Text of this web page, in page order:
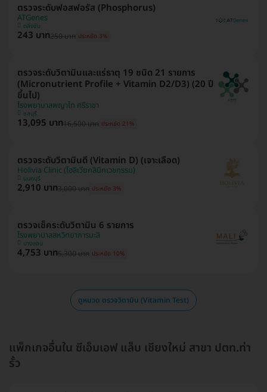
ตรวจระดับฟอสฟอรัส (Phosphorus)
ATGenes
ตลิ่งชัน
243 บาท250 บาท ประหยัด 3%
ตรวจระดับวิตามินและแร่ธาตุ 19 ชนิด 21 รายการ
(Micronutrient Profile + Vitamin D2/D3) (20 ปี
ขึ้นไป)
โรงพยาบาลพญาไท ศรีราชา
ชลบุรี
13,095 บาท16,500 บาท ประหยัด 21%
ตรวจระดับวิตามินดี (Vitamin D) (เจาะเลือด)
Holivia Clinic (โฮลิเวียคลินิกเวชกรรม)
นนทบุรี
2,910 บาท3,000 บาท ประหยัด 3%
ตรวจเช็คระดับวิตามิน 6 รายการ
โรงพยาบาลสหวิทยาการมะลิ
บางบอน
4,753 บาท5,300 บาท ประหยัด 10%
ดูหมวด ตรวจวิตามิน (Vitamin Test)
แพ็กเกจอื่นใน ซีเอ็มเอฟ แล็บ เชียงใหม่ สาขา ปตท.ท่า
รั้ว